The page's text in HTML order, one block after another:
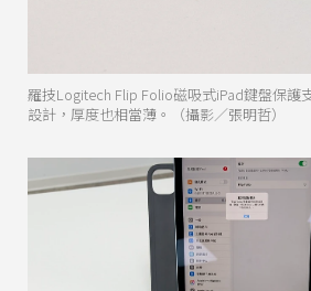
羅技Logitech Flip Folio磁吸式iPad鍵盤保護
設計，厚度也相當薄。（攝影／張明哲）